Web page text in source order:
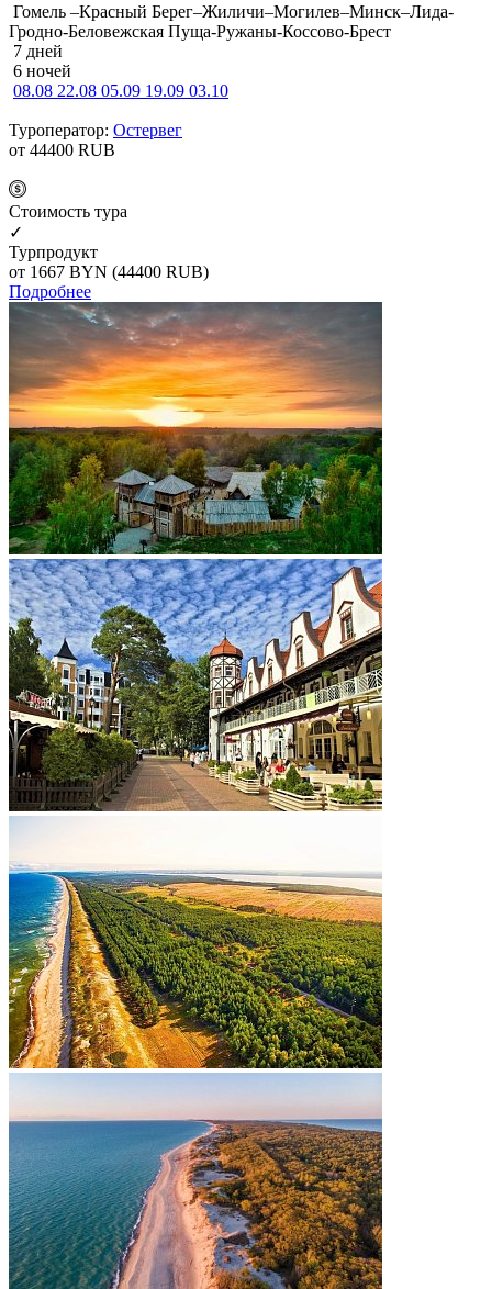
Гомель –Красный Берег–Жиличи–Могилев–Минск–Лида-
Гродно-Беловежская Пуща-Ружаны-Коссово-Брест
7 дней
6 ночей
08.08 22.08 05.09 19.09 03.10
Туроператор: Остервег
от 44400 RUB
Cтоимость тура
✓
Турпродукт
от 1667 BYN (44400 RUB)
Подробнее